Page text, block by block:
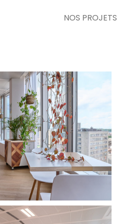
NOS PROJETS